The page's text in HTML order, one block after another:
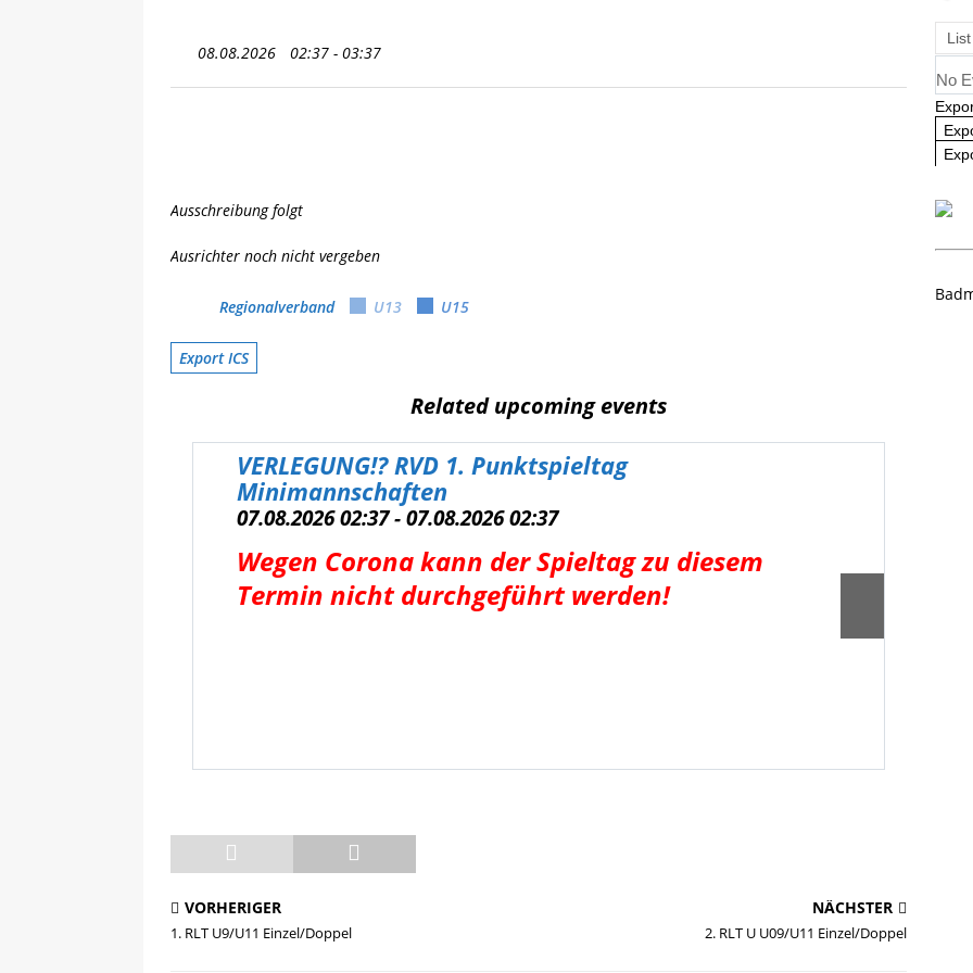
08.08.2026 02:37 - 03:37
Ausschreibung folgt
Ausrichter noch nicht vergeben
Regionalverband U13 U15
Export ICS
Related upcoming events
VERLEGUNG!? RVD 1. Punktspieltag
Minimannschaften
07.08.2026 02:37 - 07.08.2026 02:37
Wegen Corona kann der Spieltag zu diesem
Termin nicht durchgeführt werden!
VORHERIGER
1. RLT U9/U11 Einzel/Doppel
NÄCHSTER
2. RLT U U09/U11 Einzel/Doppel
List
No